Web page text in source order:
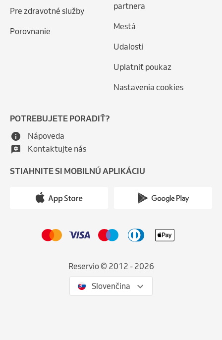
Pre zdravotné služby
Porovnanie
partnera
Mestá
Udalosti
Uplatniť poukaz
Nastavenia cookies
POTREBUJETE PORADIŤ?
Nápoveda
Kontaktujte nás
STIAHNITE SI MOBILNÚ APLIKÁCIU
Reservio © 2012 - 2026
Slovenčina